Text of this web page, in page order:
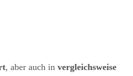
, aber auch in vergleichsweise